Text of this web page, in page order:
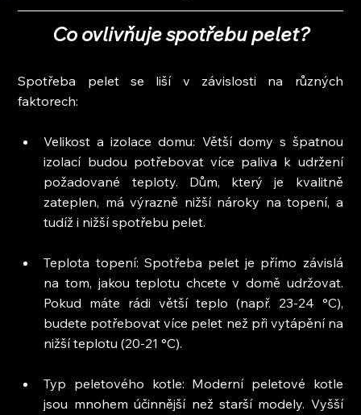
Co ovlivňuje spotřebu pelet?
Spotřeba pelet se liší v závislosti na různých
faktorech:
Velikost a izolace domu: Větší domy s špatnou
izolací budou potřebovat více paliva k udržení
požadované teploty. Dům, který je kvalitně
zateplen, má výrazně nižší nároky na topení, a
tudíž i nižší spotřebu pelet.
Teplota topení: Spotřeba pelet je přímo závislá
na tom, jakou teplotu chcete v domě udržovat.
Pokud máte rádi větší teplo (např. 23-24 °C),
budete potřebovat více pelet než při vytápění na
nižší teplotu (20-21 °C).
Typ peletového kotle: Moderní peletové kotle
jsou mnohem účinnější než starší modely. Vyšší